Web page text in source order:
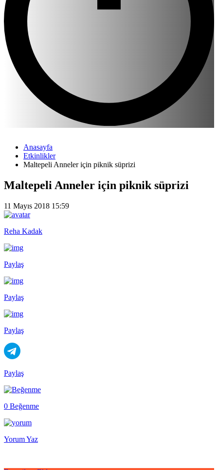
Anasayfa
Etkinlikler
Maltepeli Anneler için piknik süprizi
Maltepeli Anneler için piknik süprizi
11 Mayıs 2018 15:59
Reha Kadak
Paylaş
Paylaş
Paylaş
Paylaş
0 Beğenme
Yorum Yaz